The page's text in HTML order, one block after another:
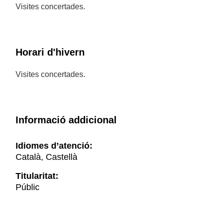
Visites concertades.
Horari d'hivern
Visites concertades.
Informació addicional
Idiomes d’atenció:
Català, Castellà
Titularitat:
Públic